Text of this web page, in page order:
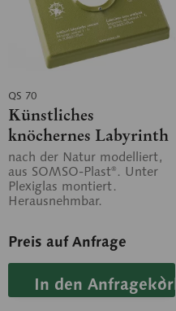
QS 70
Künstliches
knöchernes Labyrinth
nach der Natur modelliert,
aus SOMSO-Plast®. Unter
Plexiglas montiert.
Herausnehmbar.
Preis auf Anfrage
In den Anfragekorb